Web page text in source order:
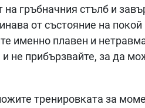
гръбначния стълб и
от състояние на
именно плавен и
не прибързвайте, за да
тренировката за